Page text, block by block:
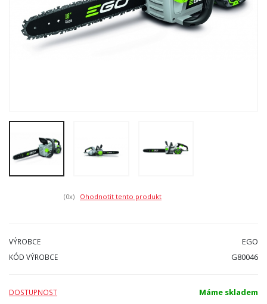
(0x) Ohodnotit tento produkt
VÝROBCE EGO
KÓD VÝROBCE G80046
DOSTUPNOST Máme skladem